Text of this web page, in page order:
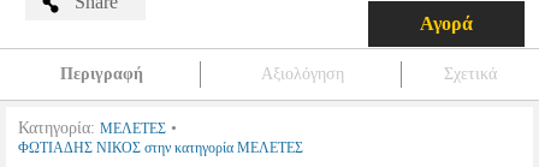
Αγορά
Περιγραφή Αξιολόγηση Σχετικά
Κατηγορία: ΜΕΛΕΤΕΣ •
ΦΩΤΙΑΔΗΣ ΝΙΚΟΣ στην κατηγορία ΜΕΛΕΤΕΣ